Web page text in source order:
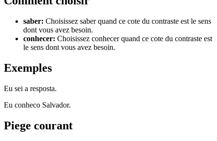
saber: Choisissez saber quand ce cote du contraste est le sens
dont vous avez besoin.
conhecer: Choisissez conhecer quand ce cote du contraste est
le sens dont vous avez besoin.
Exemples
Eu sei a resposta.
Eu conheco Salvador.
Piege courant